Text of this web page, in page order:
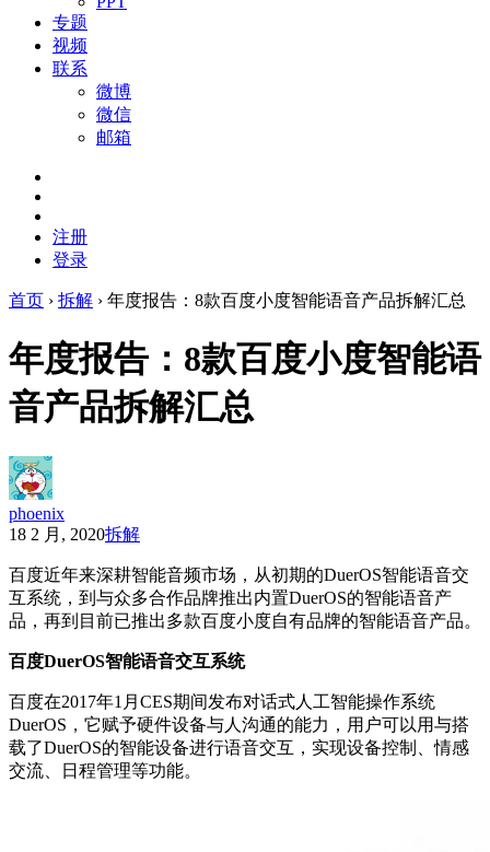
专题
视频
联系
微博
微信
邮箱
注册
登录
首页 › 拆解 › 年度报告：8款百度小度智能语音产品拆解汇总
年度报告：8款百度小度智能语
音产品拆解汇总
phoenix
18 2 月, 2020拆解
百度近年来深耕智能音频市场，从初期的DuerOS智能语音交
互系统，到与众多合作品牌推出内置DuerOS的智能语音产
品，再到目前已推出多款百度小度自有品牌的智能语音产品。
百度DuerOS智能语音交互系统
百度在2017年1月CES期间发布对话式人工智能操作系统
DuerOS，它赋予硬件设备与人沟通的能力，用户可以用与搭
载了DuerOS的智能设备进行语音交互，实现设备控制、情感
交流、日程管理等功能。